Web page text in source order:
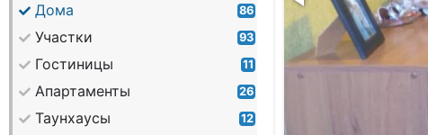
Дома 86
Участки 93
Гостиницы 11
Апартаменты 26
Таунхаусы 12